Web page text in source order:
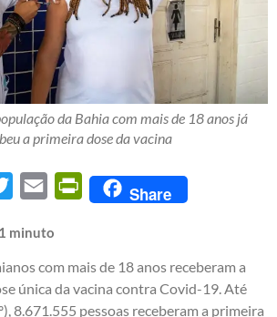
da Bahia com mais de 18 anos já
a primeira dose da vacina
Twitter Email PrintFriendly
Share
minuto
com mais de 18 anos receberam a
única da vacina contra Covid-19. Até
8.671.555 pessoas receberam a primeira